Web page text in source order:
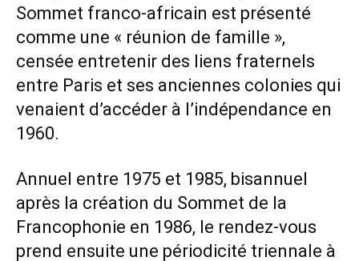
Sommet franco-africain est présenté
comme une « réunion de famille »,
censée entretenir des liens fraternels
entre Paris et ses anciennes colonies qui
venaient d’accéder à l’indépendance en
1960.
Annuel entre 1975 et 1985, bisannuel
après la création du Sommet de la
Francophonie en 1986, le rendez-vous
prend ensuite une périodicité triennale à